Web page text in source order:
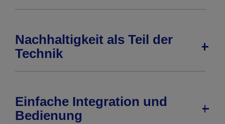
Nachhaltigkeit als Teil der
Technik
Einfache Integration und
Bedienung